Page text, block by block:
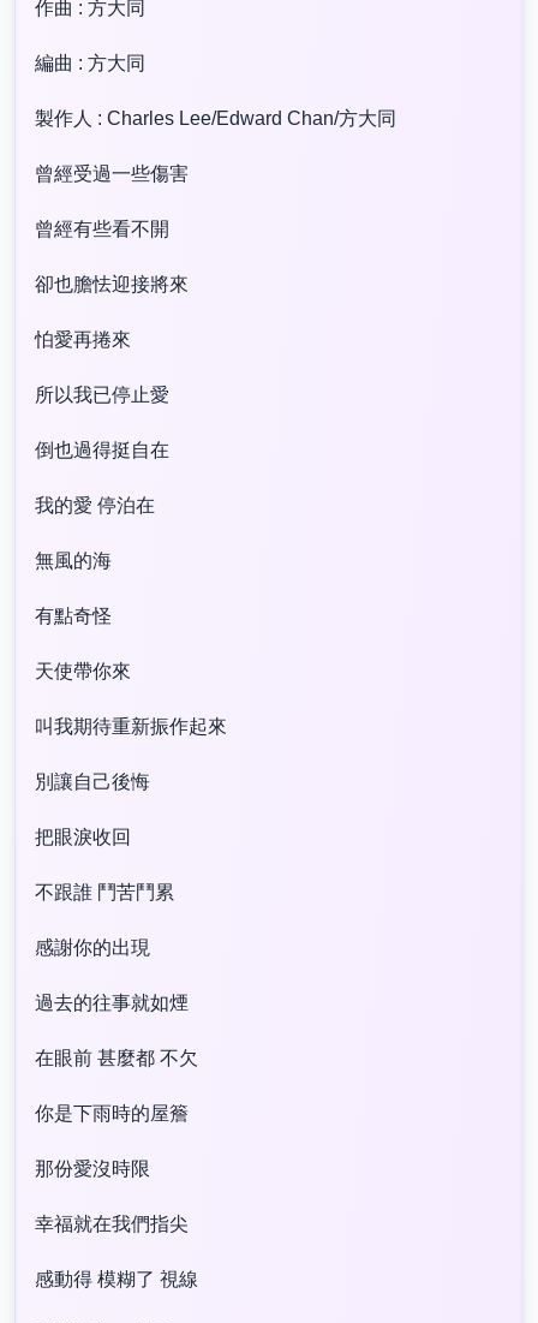
作曲 : 方大同
編曲 : 方大同
製作人 : Charles Lee/Edward Chan/方大同
曾經受過一些傷害
曾經有些看不開
卻也膽怯迎接將來
怕愛再捲來
所以我已停止愛
倒也過得挺自在
我的愛 停泊在
無風的海
有點奇怪
天使帶你來
叫我期待重新振作起來
別讓自己後悔
把眼淚收回
不跟誰 鬥苦鬥累
感謝你的出現
過去的往事就如煙
在眼前 甚麼都 不欠
你是下雨時的屋簷
那份愛沒時限
幸福就在我們指尖
感動得 模糊了 視線